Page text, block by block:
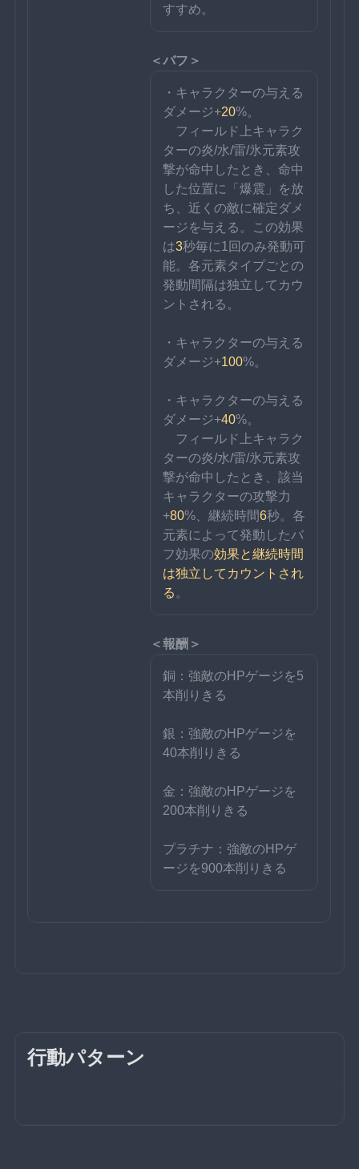
すすめ。
＜バフ＞
・キャラクターの与える
ダメージ+20%。
フィールド上キャラク
ターの炎/水/雷/氷元素攻
撃が命中したとき、命中
した位置に「爆震」を放
ち、近くの敵に確定ダメ
ージを与える。この効果
は3秒毎に1回のみ発動可
能。各元素タイプごとの
発動間隔は独立してカウ
ントされる。
・キャラクターの与える
ダメージ+100%。
・キャラクターの与える
ダメージ+40%。
フィールド上キャラク
ターの炎/水/雷/氷元素攻
撃が命中したとき、該当
キャラクターの攻撃力
+80%、継続時間6秒。各
元素によって発動したバ
フ効果の効果と継続時間
は独立してカウントされ
る 。
＜報酬＞
銅：強敵のHPゲージを5
本削りきる
銀：強敵のHPゲージを
40本削りきる
金：強敵のHPゲージを
200本削りきる
プラチナ：強敵のHPゲ
ージを900本削りきる
行動パターン